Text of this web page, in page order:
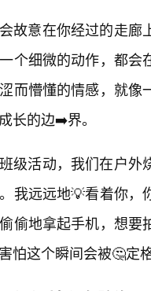
故意在你经过的走
个细微的动作，都
而懵懂的情感，就
长的边➡️界。
级活动，我们在户外
我远远地💡看着你
偷地拿起手机，想
怕这个瞬间会被🤔定